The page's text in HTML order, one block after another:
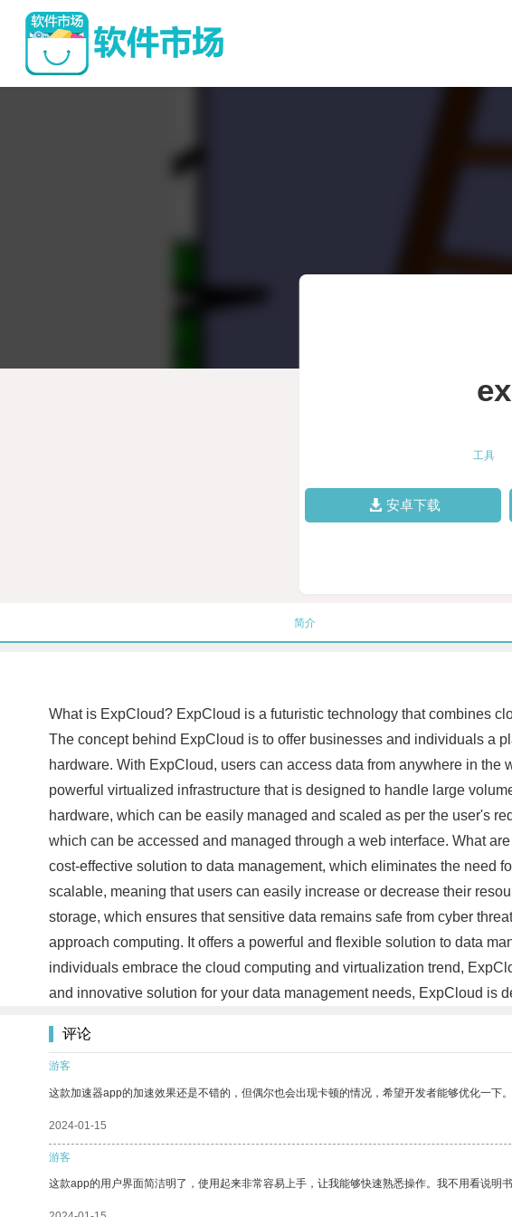
工具
安卓下载
简介
What is ExpCloud? ExpCloud is a futuristic technology that combines
The concept behind ExpCloud is to offer businesses and individuals a
hardware. With ExpCloud, users can access data from anywhere in
powerful virtualized infrastructure that is designed to handle large
hardware, which can be easily managed and scaled as per the user's
which can be accessed and managed through a web interface. What
cost-effective solution to data management, which eliminates the need
scalable, meaning that users can easily increase or decrease their
storage, which ensures that sensitive data remains safe from cyber
approach computing. It offers a powerful and flexible solution to data
individuals embrace the cloud computing and virtualization trend,
and innovative solution for your data management needs, ExpCloud is
评论
游客
这款加速器app的加速效果还是不错的，但偶尔也会出现卡顿的情况，希望开发者能够优化一下。
2024-01-15
游客
这款app的用户界面简洁明了，使用起来非常容易上手，让我能够快速熟悉操作。我不用看说明